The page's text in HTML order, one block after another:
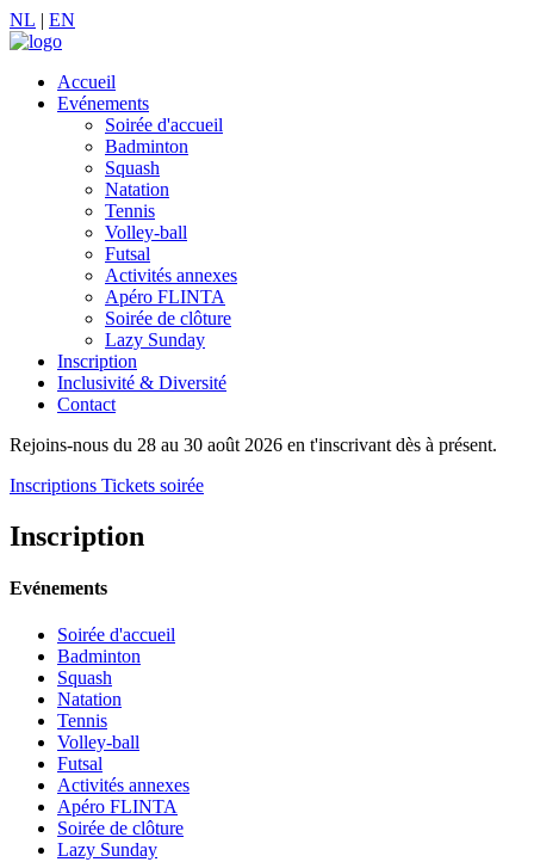
NL | EN
Accueil
Evénements
Soirée d'accueil
Badminton
Squash
Natation
Tennis
Volley-ball
Futsal
Activités annexes
Apéro FLINTA
Soirée de clôture
Lazy Sunday
Inscription
Inclusivité & Diversité
Contact
Rejoins-nous du 28 au 30 août 2026 en t'inscrivant dès à présent.
Inscriptions Tickets soirée
Inscription
Evénements
Soirée d'accueil
Badminton
Squash
Natation
Tennis
Volley-ball
Futsal
Activités annexes
Apéro FLINTA
Soirée de clôture
Lazy Sunday